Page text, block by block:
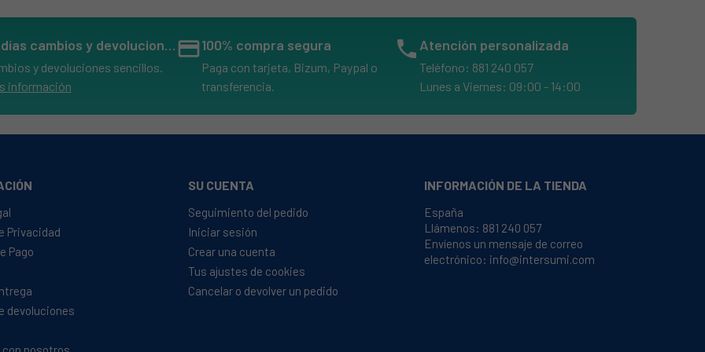
14 días cambios y devoluciones
y devoluciones sencillos.
información
credit_card100% compra segura
Paga con tarjeta, Bizum, Paypal o
transferencia.
phone Atención personalizada
Teléfono: 881 240 057
Lunes a Viernes: 09:00 - 14:00
Privacidad
Pago
devoluciones
SU CUENTA
Seguimiento del pedido
Iniciar sesión
Crear una cuenta
Tus ajustes de cookies
Cancelar o devolver un pedido
INFORMACIÓN DE LA TIENDA
España
Llámenos: 881 240 057
Envíenos un mensaje de correo
electrónico: info@intersumi.com